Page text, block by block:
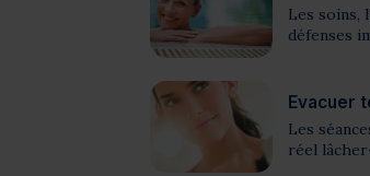
Les soins,
défenses
Evacuer
Les
réel